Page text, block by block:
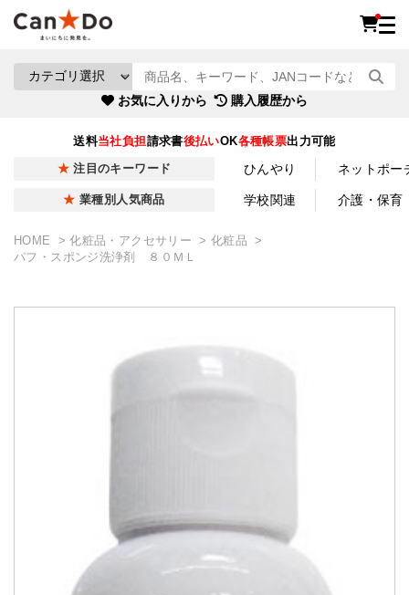
お気に入りから 購入履歴から
送料当社負担請求書後払いOK各種帳票出力可能
注目のキーワード ひんやり ネットポー
業種別人気商品 学校関連 介護・保育
HOME 化粧品・アクセサリー
化粧品
パフ・スポンジ洗浄剤 ８０ＭＬ